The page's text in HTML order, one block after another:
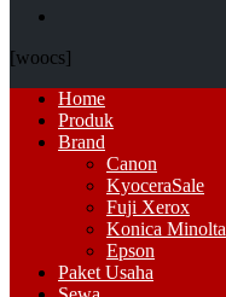
[woocs]
Primary
Menu
Home
Produk
Brand
Canon
KyoceraSale
Fuji Xerox
Konica Minolta
Epson
Paket Usaha